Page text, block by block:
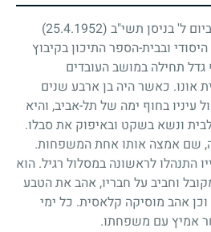
ל' בניסן תשי"ב (25.4.1952)
ובבית-הספר התיכון בקיבוץ
גדל תחילה במושב העובדים
אונו. כאשר היה בן ארבע שנים
בחוף ימה של תל-אביב, והיא
ונשא בשקט ובאיפוק את סבלו.
שם אמצה אותו אחת המשפחות.
התנהלו לראשונה במסלול רגיל. הוא
וחביב על חבריו, אהב את הטבע
אהב מוסיקה קלאסית. כל ימי
אמיץ עם משפחתו.